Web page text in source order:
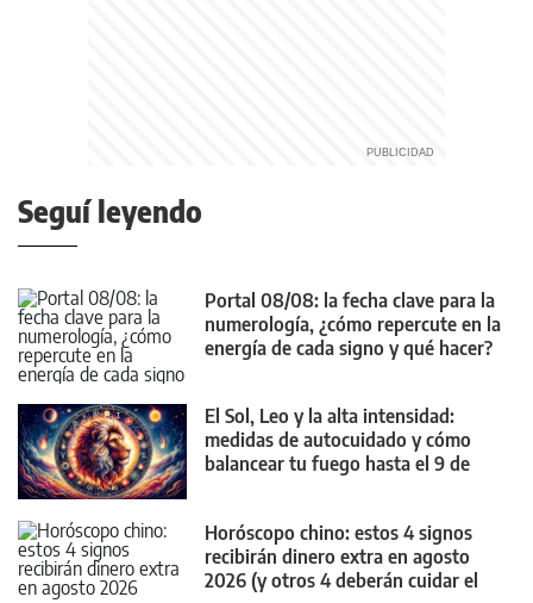
Seguí leyendo
Portal 08/08: la fecha clave para la
numerología, ¿cómo repercute en la
energía de cada signo y qué hacer?
El Sol, Leo y la alta intensidad:
medidas de autocuidado y cómo
balancear tu fuego hasta el 9 de
Horóscopo chino: estos 4 signos
recibirán dinero extra en agosto
2026 (y otros 4 deberán cuidar el